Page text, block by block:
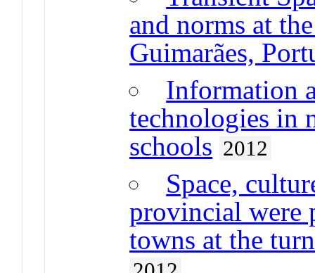
and norms at
Guimarães,
Information
technologies in
schools 2012
Space,
provincial were
towns at the